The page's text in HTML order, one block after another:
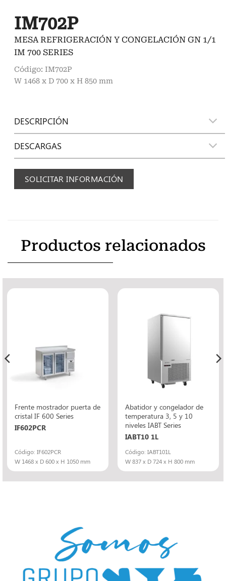
IM702P
MESA REFRIGERACIÓN Y CONGELACIÓN GN 1/1
IM 700 SERIES
Código: IM702P
W 1468 x D 700 x H 850 mm
DESCRIPCIÓN
DESCARGAS
SOLICITAR INFORMACIÓN
Productos relacionados
Frente mostrador puerta de
cristal IF 600 Series
IF602PCR
Código: IF602PCR
W 1468 x D 600 x H 1050 mm
Abatidor y congelador de
temperatura 3, 5 y 10
niveles IABT Series
IABT10 1L
Código: IABT101L
W 837 x D 724 x H 800 mm